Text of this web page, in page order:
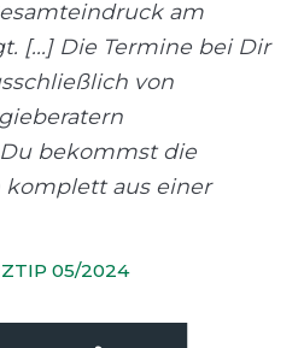
am
[...] Die Termine bei Dir
von
bekommst die
aus einer
05/2024